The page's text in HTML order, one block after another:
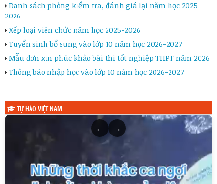
Danh sách phòng kiểm tra, đánh giá lại năm học 2025-
2026
Xếp loại viên chức năm học 2025-2026
Tuyển sinh bổ sung vào lớp 10 năm học 2026-2027
Mẫu đơn xin phúc khảo bài thi tốt nghiệp THPT năm 2026
Thông báo nhập học vào lớp 10 năm học 2026-2027
TỰ HÀO VIỆT NAM
← →